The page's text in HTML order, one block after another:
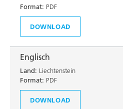
Format: PDF
DOWNLOAD
Englisch
Land: Liechtenstein
Format: PDF
DOWNLOAD